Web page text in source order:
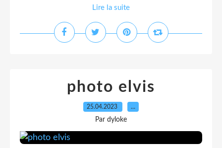
Lire la suite
photo elvis
25.04.2023 …
Par dyloke